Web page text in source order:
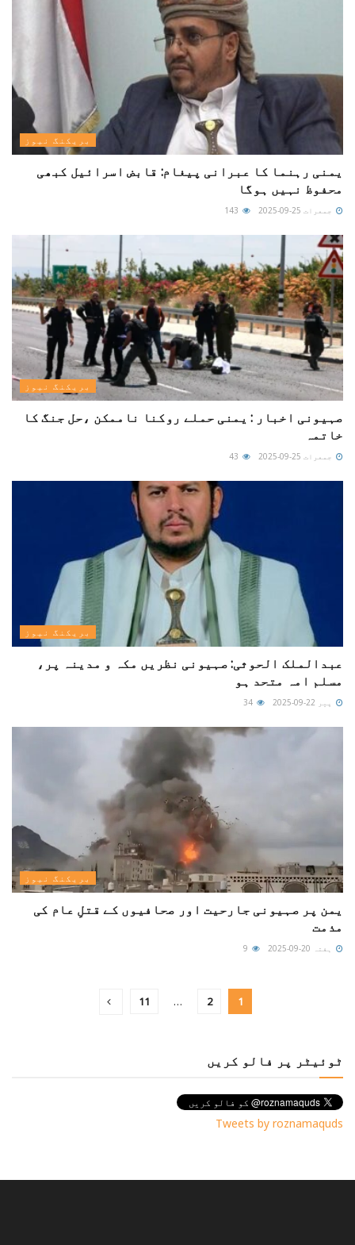
بریکنگ نیوز
یمنی رہنما کا عبرانی پیغام: قابض اسرائیل کبھی
محفوظ نہیں ہوگا
جمعرات 25-09-2025
بریکنگ نیوز
صہیونی اخبار : یمنی حملے روکنا ناممکن ،حل جنگ کا
خاتمہ
جمعرات 25-09-2025
بریکنگ نیوز
عبدالملک الحوثی: صہیونی نظریں مکہ و مدینہ پر،
مسلم امہ متحد ہو
پیر 22-09-2025
بریکنگ نیوز
یمن پر صہیونی جارحیت اور صحافیوں کے قتلِ عام کی
مذمت
ہفتہ 20-09-2025
1
2
…
11
ٹوئیٹر پر فالو کریں
Tweets by roznamaquds